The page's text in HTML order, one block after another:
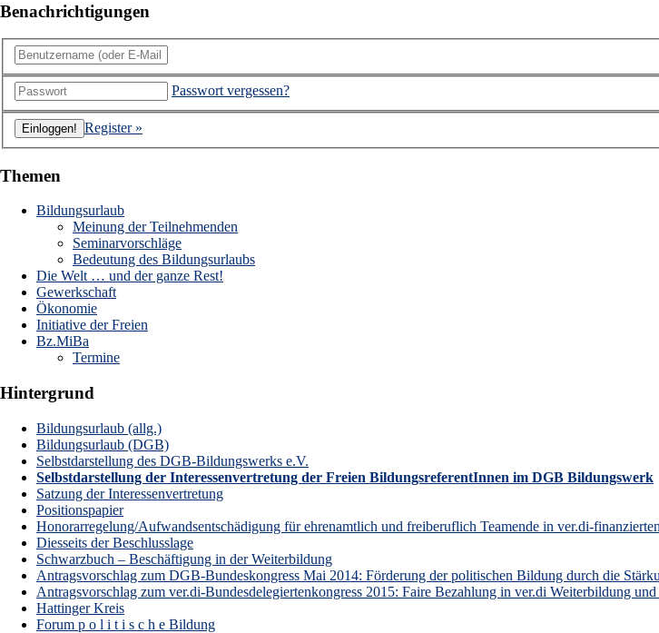
Benachrichtigungen
Passwort vergessen?
Register »
Themen
Bildungsurlaub
Meinung der Teilnehmenden
Seminarvorschläge
Bedeutung des Bildungsurlaubs
Die Welt … und der ganze Rest!
Gewerkschaft
Ökonomie
Initiative der Freien
Bz.MiBa
Termine
Hintergrund
Bildungsurlaub (allg.)
Bildungsurlaub (DGB)
Selbstdarstellung des DGB-Bildungswerks e.V.
Selbstdarstellung der Interessenvertretung der Freien Bildungsreferent­Innen im DGB Bildungswerk
Satzung der Interessenvertretung
Positionspapier
Honorarregelung/Aufwandsentschädigung für ehrenamtlich und freiberuflich Teamende in ver.di-
Diesseits der Beschlusslage
Schwarzbuch – Beschäftigung in der Weiterbildung
Antragsvorschlag zum DGB-Bundeskongress Mai 2014: Förderung der politischen Bildung durch die
Antragsvorschlag zum ver.di-Bundesdelegiertenkongress 2015: Faire Bezahlung in ver.di Weiterbildung
Hattinger Kreis
Forum p o l i t i s c h e Bildung